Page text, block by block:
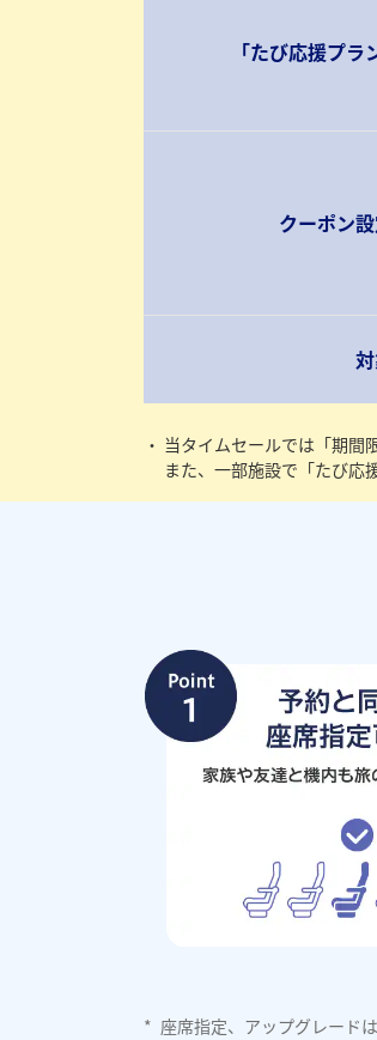
「たび応援プ
クーポン
当タイムセールでは「期間
また、一部施設で「たび応
* 座席指定、アップグレード